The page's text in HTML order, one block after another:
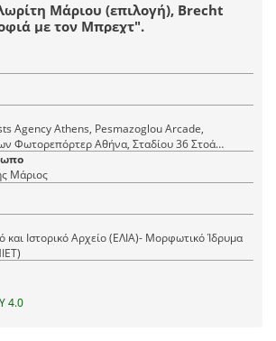
Μάριου (επιλογή), Brecht
με τον Μπρεχτ".
Arcade,
Αθήνα, Σταδίου 36 Στοά
348
Μάριος
και Ιστορικό Αρχείο (ΕΛΙΑ)- Μορφωτικό Ίδρυμα
4.0